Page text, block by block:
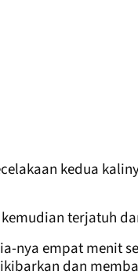
kedua
terjatuh
nya empat menit
dan